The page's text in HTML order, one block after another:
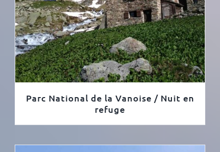
Parc National de la Vanoise / Nuit en
refuge